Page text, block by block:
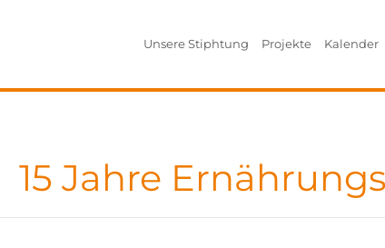
Unsere Stiphtung Projekte Kalender
15 Jahre